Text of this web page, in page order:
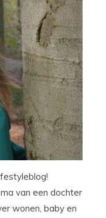
van een dochter
wonen, baby en